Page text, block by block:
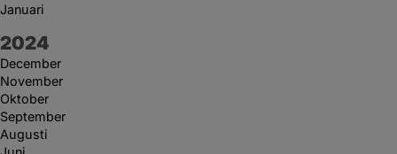
Januari
År:
2024
December
November
Oktober
September
Augusti